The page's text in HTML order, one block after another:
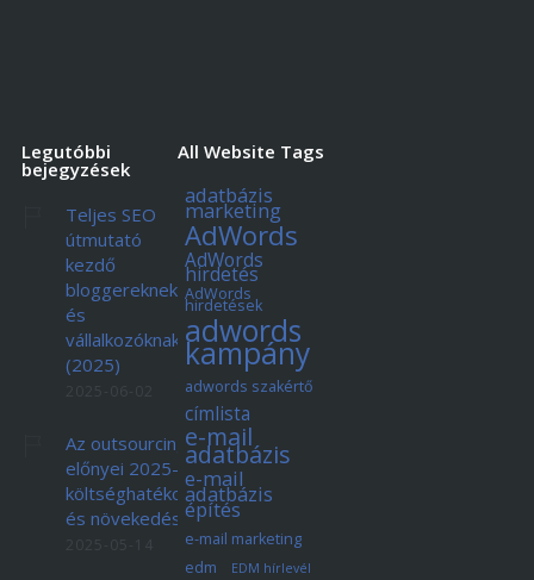
Legutóbbi
bejegyzések
Teljes SEO
útmutató
kezdő
bloggereknek
és
vállalkozóknak
(2025)
Az outsourcing
előnyei 2025-ben:
költséghatékonyság
és növekedés
All Website Tags
adatbázis
marketing
AdWords
AdWords
hirdetés
AdWords
hirdetések
adwords
kampány
adwords szakértő
címlista
e-mail
adatbázis
e-mail
adatbázis
építés
e-mail marketing
edm
EDM hírlevél